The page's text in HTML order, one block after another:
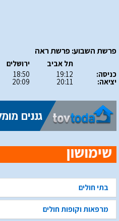
פרשת השבוע: פרשת ראה
כניסה:
יציאה:
תל אביב
19:12
20:11
ירושלים
18:50
20:09
בתי חולים
מרפאות וקופות חולים